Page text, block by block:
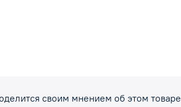
своим мнением об этом товаре